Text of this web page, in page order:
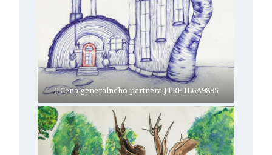
6 Cena generalneho partnera JTRE IL6A9895